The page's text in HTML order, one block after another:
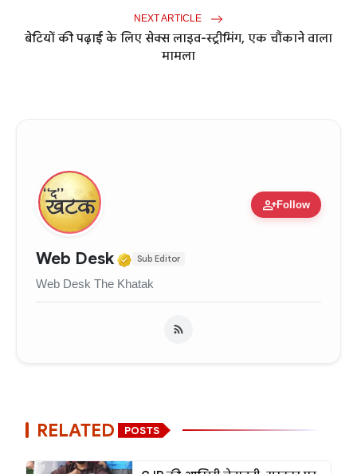
NEXT ARTICLE
बेटियों की पढ़ाई के लिए सेक्स लाइव-स्ट्रीमिंग, एक चौंकाने वाला
मामला
person_addFollow
Web Desk Verified Media or
Sub Editor
Web Desk The Khatak
RELATED POSTS